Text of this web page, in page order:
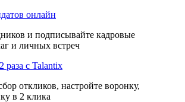
онлайн
и подписывайте кадровые
и личных встреч
раза с Talantix
откликов, настройте воронку,
в 2 клика